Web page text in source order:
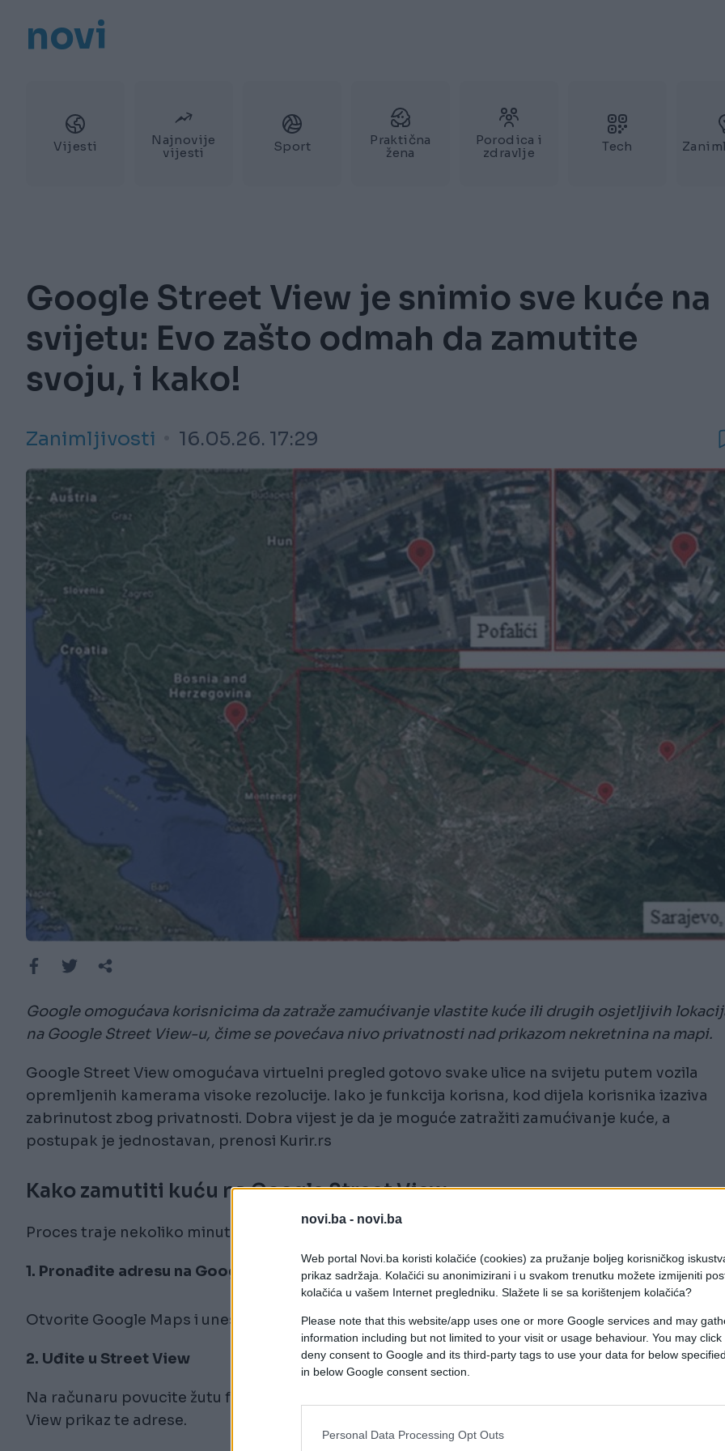
novi.ba - novi.ba
Web portal Novi.ba koristi kolačiće (cookies) za pružanje boljeg korisničkog
prikaz sadržaja. Kolačići su anonimizirani i u svakom trenutku možete izmijeniti
kolačića u vašem Internet pregledniku. Slažete li se sa korištenjem kolačića?
Please note that this website/app uses one or more Google services and may
information including but not limited to your visit or usage behaviour. You may
deny consent to Google and its third-party tags to use your data for below
in below Google consent section.
Personal Data Processing Opt Outs
novi
Vijesti
Najnovije
vijesti
Sport
Praktična
žena
Porodica i
zdravlje
Tech
Google Street View je snimio sve kuće na
svijetu: Evo zašto odmah da zamutite
svoju, i kako!
Zanimljivosti 16.05.26. 17:29
Google omogućava korisnicima da zatraže zamućivanje vlastite kuće ili drugih osjetljivih
na Google Street View-u, čime se povećava nivo privatnosti nad prikazom nekretnina na mapi.
Google Street View omogućava virtuelni pregled gotovo svake ulice na svijetu putem vozila
opremljenih kamerama visoke rezolucije. Iako je funkcija korisna, kod dijela korisnika izaziva
zabrinutost zbog privatnosti. Dobra vijest je da je moguće zatražiti zamućivanje kuće, a
postupak je jednostavan, prenosi Kurir.rs
Kako zamutiti kuću na Google Street View
Proces traje nekoliko minuta i može se uraditi i na računaru i na mobilnom telefonu.
1. Pronađite adresu na Google Maps
Otvorite Google Maps i unesite svoju adresu.
2. Uđite u Street View
Na računaru povucite žutu figuricu (Pegman) na željenu lokaciju, a na telefonu otvorite Street
View prikaz te adrese.